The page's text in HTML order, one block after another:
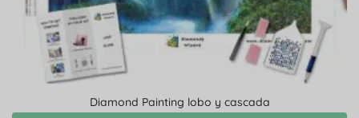
Diamond Painting lobo y cascada